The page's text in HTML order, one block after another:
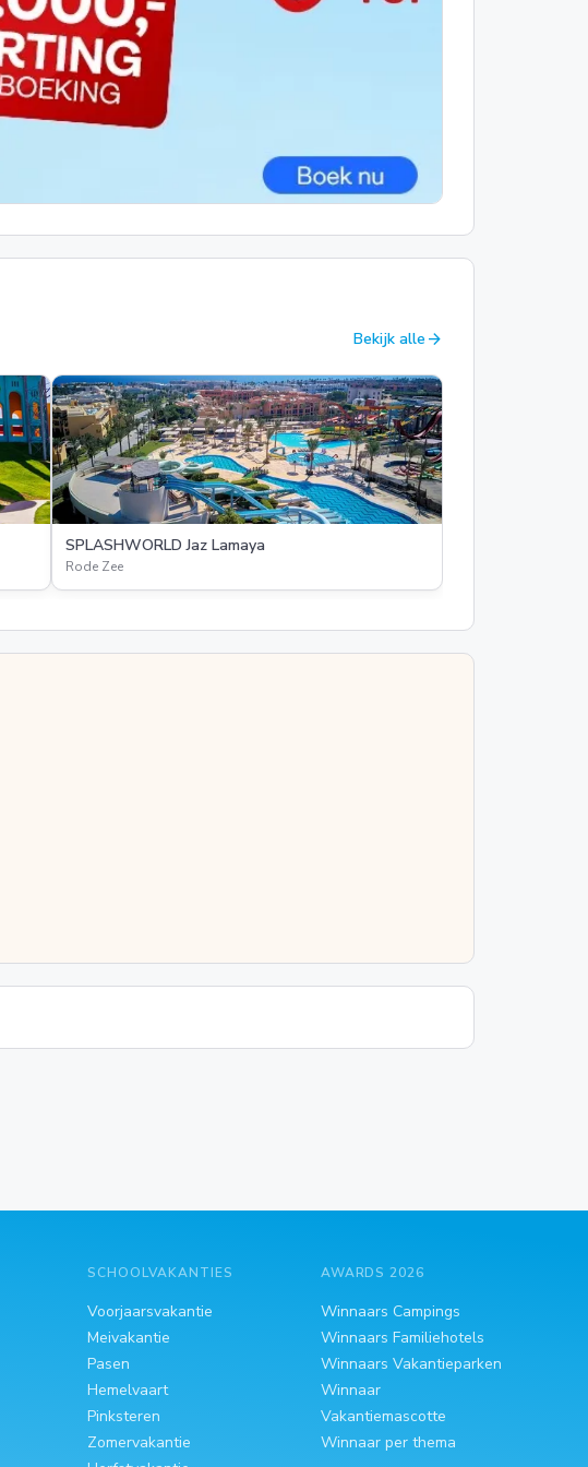
Bekijk alle arrow_forward
SPLASHWORLD Jaz Lamaya
Rode Zee
SCHOOLVAKANTIES
Voorjaarsvakantie
Meivakantie
Pasen
Hemelvaart
Pinksteren
Zomervakantie
AWARDS 2026
Winnaars Campings
Winnaars Familiehotels
Winnaars Vakantieparken
Winnaar
Vakantiemascotte
Winnaar per thema